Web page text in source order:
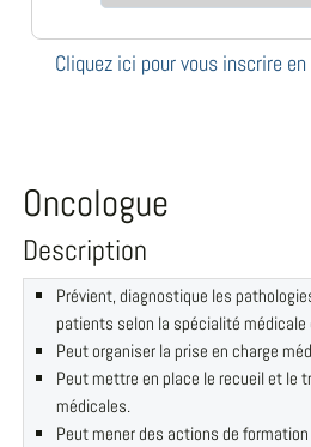
Cliquez ici pour vous inscrire en
Oncologue
Description
Prévient, diagnostique les
patients selon la spécialité médicale
Peut organiser la prise en charge
Peut mettre en place le recueil et le
médicales.
Peut mener des actions de